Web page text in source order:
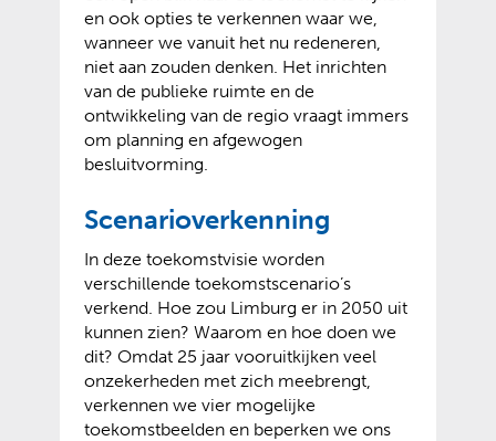
e
r
e
w
e
b
e
)
e
)
e
e
n
a
n
d
e
e
b
s
i
t
e
)
w
e
b
s
i
t
en ook opties te verkennen waar we,
wanneer we vanuit het nu redeneren,
niet aan zouden denken. Het inrichten
van de publieke ruimte en de
ontwikkeling van de regio vraagt immers
om planning en afgewogen
besluitvorming.
Scenarioverkenning
In deze toekomstvisie worden
verschillende toekomstscenario’s
verkend. Hoe zou Limburg er in 2050 uit
kunnen zien? Waarom en hoe doen we
dit? Omdat 25 jaar vooruitkijken veel
onzekerheden met zich meebrengt,
verkennen we vier mogelijke
toekomstbeelden en beperken we ons